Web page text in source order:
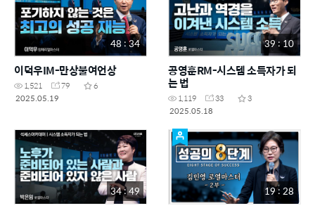
48 : 34
이덕우IM-만상불여언상
1,521 79
6
2025.05.19
39 : 10
공영훈RM-시스템 소득자가 되
는 법
1,119 33
3
2025.05.18
34 : 49 19 : 28